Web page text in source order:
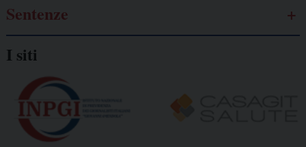
Sentenze
I siti